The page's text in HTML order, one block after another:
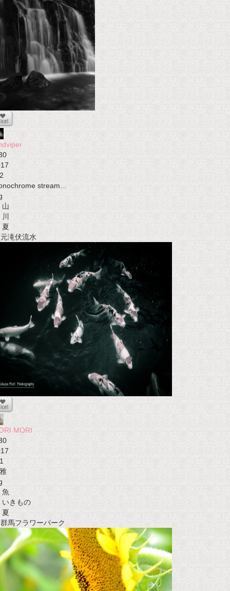
2
stream...
山
川
夏
滝伏流水
MORI
1
魚
いきもの
夏
馬フラワーパーク